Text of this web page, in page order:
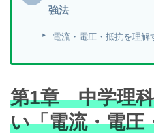
強法
電流・電圧・抵抗を理
第1章 中学理
い「電流・電圧